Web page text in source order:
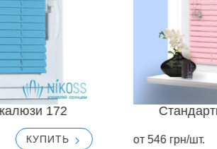
172
КУПИТЬ от 546 грн/шт.